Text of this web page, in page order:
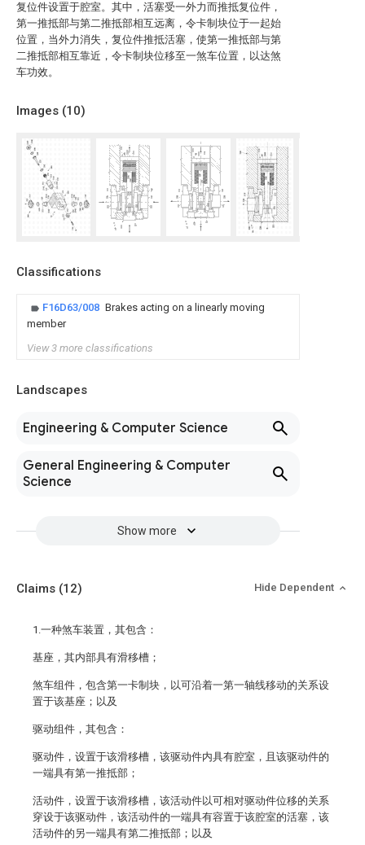
复位件设置于腔室。其中，活塞受一外力而推抵复位件，
第一推抵部与第二推抵部相互远离，令卡制块位于一起始
位置，当外力消失，复位件推抵活塞，使第一推抵部与第
二推抵部相互靠近，令卡制块位移至一煞车位置，以达煞
车功效。
Images (10)
Classifications
F16D63/008 Brakes acting on a linearly moving
member
View 3 more classifications
Landscapes
Engineering & Computer Science
General Engineering & Computer
Science
Show more
Claims (12) Hide Dependent
1.一种煞车装置，其包含：
基座，其内部具有滑移槽；
煞车组件，包含第一卡制块，以可沿着一第一轴线移动的关系设
置于该基座；以及
驱动组件，其包含：
驱动件，设置于该滑移槽，该驱动件内具有腔室，且该驱动件的
一端具有第一推抵部；
活动件，设置于该滑移槽，该活动件以可相对驱动件位移的关系
穿设于该驱动件，该活动件的一端具有容置于该腔室的活塞，该
活动件的另一端具有第二推抵部；以及